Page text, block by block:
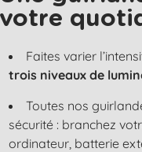
votre
Faites varier
trois niveaux de
Toutes nos
sécurité : branchez
ordinateur, batterie